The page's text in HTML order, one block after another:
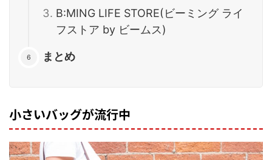
B:MING LIFE STORE(ビーミング ライ
フストア by ビームス)
まとめ
小さいバッグが流行中